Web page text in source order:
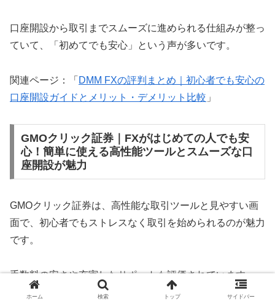
口座開設から取引までスムーズに進められる仕組みが整っ
ていて、「初めてでも安心」という声が多いです。
関連ページ：「 DMM FXの評判まとめ｜初心者でも安心の
口座開設ガイドとメリット・デメリット比較 」
GMOクリック証券｜FXがはじめての人でも安
心！簡単に使える高性能ツールとスムーズな口
座開設が魅力
GMOクリック証券は、高性能な取引ツールと見やすい画
面で、初心者でもストレスなく取引を始められるのが魅力
です。
手数料の安さや充実したサポートも評価されています。
ホーム 検索 トップ サイドバー